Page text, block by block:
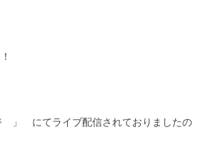
」 にてライブ配信されておりましたの